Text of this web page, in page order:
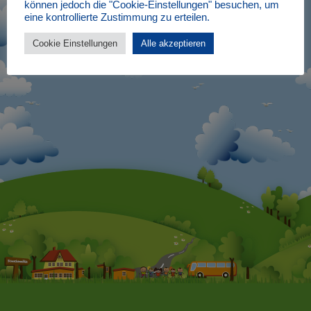
können jedoch die "Cookie-Einstellungen" besuchen, um
eine kontrollierte Zustimmung zu erteilen.
Cookie Einstellungen Alle akzeptieren